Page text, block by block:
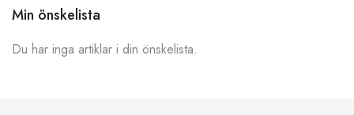
Min önskelista
Du har inga artiklar i din önskelista.